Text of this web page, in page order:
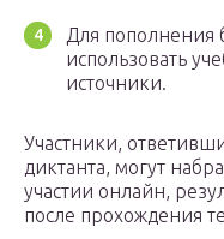
Для пополнения
использовать
источники.
Участники,
диктанта, могут
участии онлайн,
после прохождения